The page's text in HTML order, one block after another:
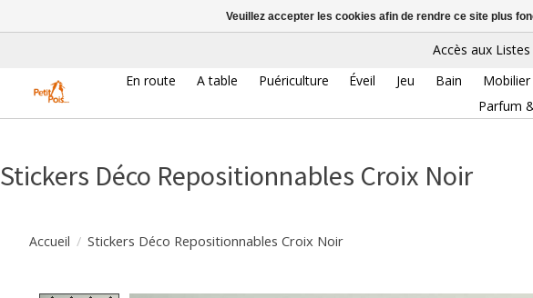
Accès aux
En route
A table Puériculture Éveil Jeu Bain
Parfum
Stickers Déco Repositionnables Croix Noir
Accueil / Stickers Déco Repositionnables Croix Noir
Veuillez accepter les cookies afin de rendre ce site plus